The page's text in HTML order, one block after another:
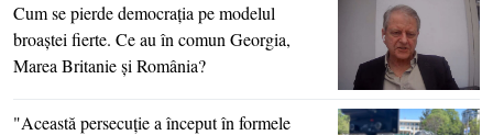
Cum se pierde democraţia pe modelul
broaştei fierte. Ce au în comun Georgia,
Marea Britanie şi România?
"Această persecuţie a început în formele